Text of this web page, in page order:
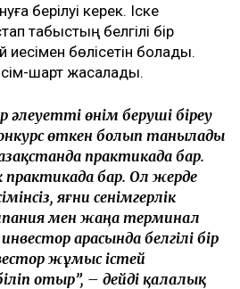
берілуі керек. Іске
табыстың белгілі бір
иесімен бөлісетін болады.
шарт жасалады.
әлеуетті өнім беруші біреу
өткен болып танылады
практикада бар.
бар. Ол жерде
яғни сенімгерлік
мен жаңа терминал
арасында белгілі бір
жұмыс істей
отыр”, – дейді қалалық